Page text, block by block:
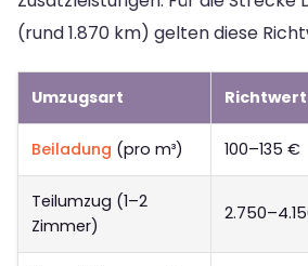
(rund 1.870 km) gelten diese
Umzugsart
Beiladung (pro m³) 100–135 €
Teilumzug (1–2
Zimmer)